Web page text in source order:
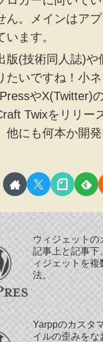
ん。メインはア
います。
版(技術同人誌)や
たいですね！小
やX(Twitter)
Twixをリリー
他にも何本か開発
ウィジェット
記事上と記事下
ィジェットを複
法。
Yarppのカスタ
イルの歪みをな